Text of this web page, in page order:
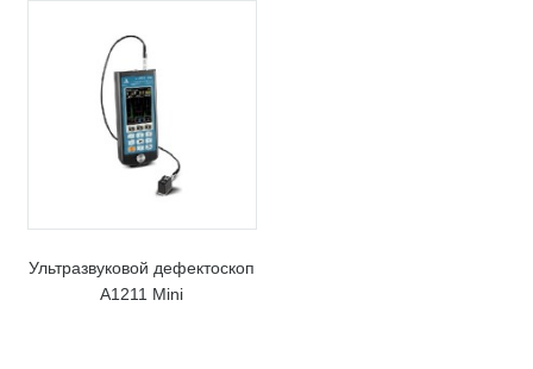
Ультразвуковой дефектоскоп
А1211 Mini